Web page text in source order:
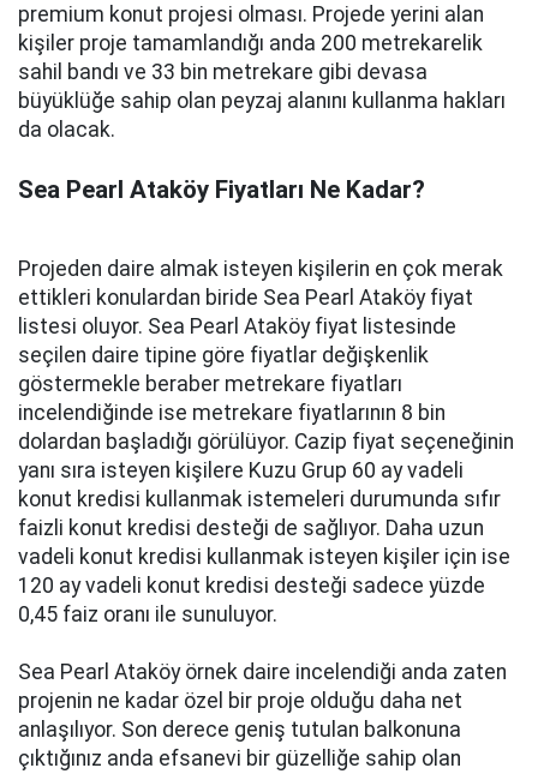
premium konut projesi olması. Projede yerini alan
kişiler proje tamamlandığı anda 200 metrekarelik
sahil bandı ve 33 bin metrekare gibi devasa
büyüklüğe sahip olan peyzaj alanını kullanma hakları
da olacak.
Sea Pearl Ataköy Fiyatları Ne Kadar?
Projeden daire almak isteyen kişilerin en çok merak
ettikleri konulardan biride Sea Pearl Ataköy fiyat
listesi oluyor. Sea Pearl Ataköy fiyat listesinde
seçilen daire tipine göre fiyatlar değişkenlik
göstermekle beraber metrekare fiyatları
incelendiğinde ise metrekare fiyatlarının 8 bin
dolardan başladığı görülüyor. Cazip fiyat seçeneğinin
yanı sıra isteyen kişilere Kuzu Grup 60 ay vadeli
konut kredisi kullanmak istemeleri durumunda sıfır
faizli konut kredisi desteği de sağlıyor. Daha uzun
vadeli konut kredisi kullanmak isteyen kişiler için ise
120 ay vadeli konut kredisi desteği sadece yüzde
0,45 faiz oranı ile sunuluyor.
Sea Pearl Ataköy örnek daire incelendiği anda zaten
projenin ne kadar özel bir proje olduğu daha net
anlaşılıyor. Son derece geniş tutulan balkonuna
çıktığınız anda efsanevi bir güzelliğe sahip olan